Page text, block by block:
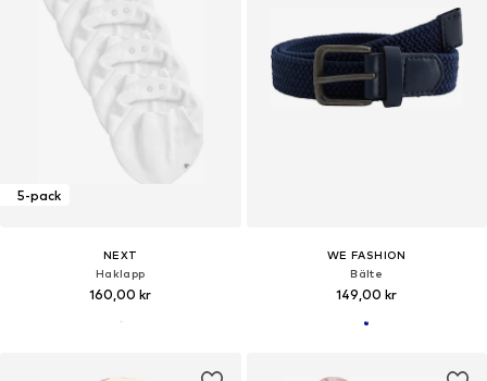
5-pack
NEXT
Haklapp
160,00 kr
WE FASHION
Bälte
149,00 kr